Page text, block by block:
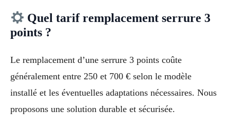
Quel tarif remplacement serrure 3
points ?
Le remplacement d’une serrure 3 points coûte
généralement entre 250 et 700 € selon le modèle
installé et les éventuelles adaptations nécessaires. Nous
proposons une solution durable et sécurisée.